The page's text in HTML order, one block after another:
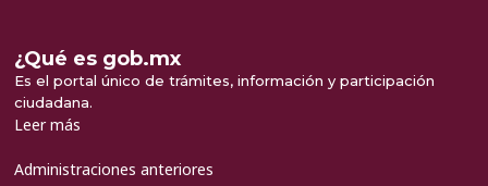
¿Qué es gob.mx
Es el portal único de trámites, información y participación
ciudadana.
Leer más
Administraciones anteriores